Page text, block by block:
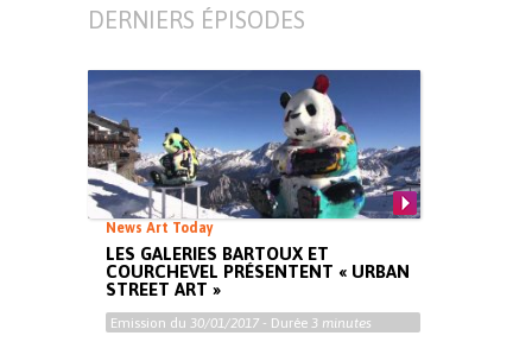
DERNIERS ÉPISODES
News Art Today
LES GALERIES BARTOUX ET
COURCHEVEL PRÉSENTENT « URBAN
STREET ART »
Emission du 30/01/2017 - Durée 3 minutes